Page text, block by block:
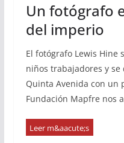
Un fotógrafo
del imperio
El fotógrafo Lewis Hine
niños trabajadores y se
Quinta Avenida con un
Fundación Mapfre nos